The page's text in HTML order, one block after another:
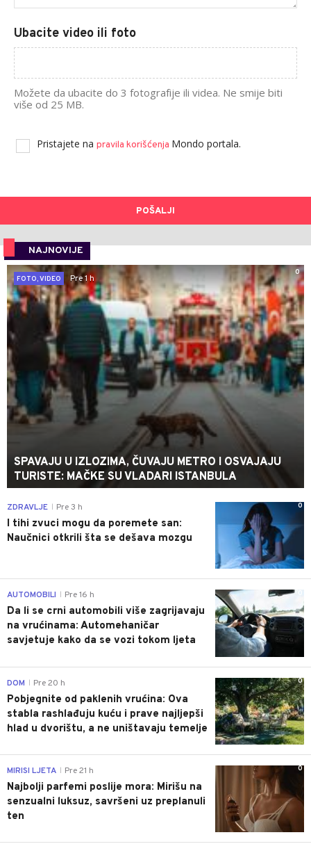
Ubacite video ili foto
Možete da ubacite do 3 fotografije ili videa. Ne smije biti
više od 25 MB.
Pristajete na pravila korišćenja Mondo portala.
POŠALJI
NAJNOVIJE
0
FOTO, VIDEO
Pre 1 h
SPAVAJU U IZLOZIMA, ČUVAJU METRO I OSVAJAJU
TURISTE: MAČKE SU VLADARI ISTANBULA
0
ZDRAVLJE Pre 3 h
I tihi zvuci mogu da poremete san:
Naučnici otkrili šta se dešava mozgu
0
AUTOMOBILI Pre 16 h
Da li se crni automobili više zagrijavaju
na vrućinama: Automehaničar
savjetuje kako da se vozi tokom ljeta
0
DOM Pre 20 h
Pobjegnite od paklenih vrućina: Ova
stabla rashlađuju kuću i prave najljepši
hlad u dvorištu, a ne uništavaju temelje
0
MIRISI LJETA Pre 21 h
Najbolji parfemi poslije mora: Mirišu na
senzualni luksuz, savršeni uz preplanuli
ten